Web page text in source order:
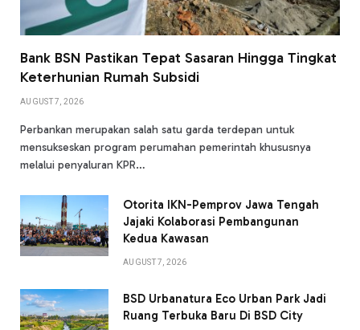
Bank BSN Pastikan Tepat Sasaran Hingga Tingkat
Keterhunian Rumah Subsidi
AUGUST 7, 2026
Perbankan merupakan salah satu garda terdepan untuk
mensukseskan program perumahan pemerintah khususnya
melalui penyaluran KPR…
Otorita IKN-Pemprov Jawa Tengah
Jajaki Kolaborasi Pembangunan
Kedua Kawasan
AUGUST 7, 2026
BSD Urbanatura Eco Urban Park Jadi
Ruang Terbuka Baru Di BSD City